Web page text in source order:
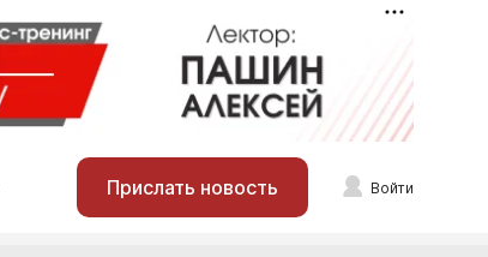
Прислать новость Войти